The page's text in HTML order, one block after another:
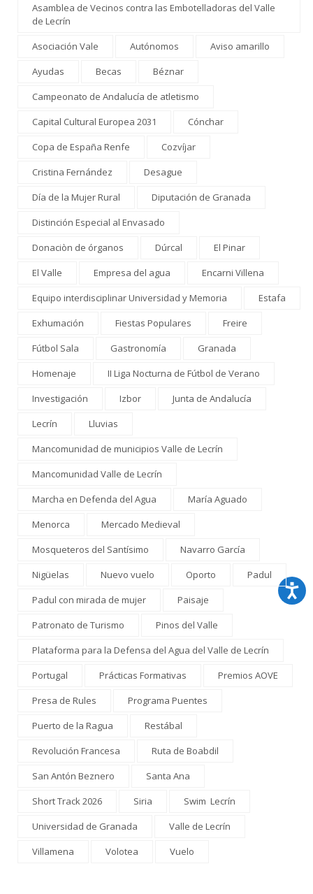
Asamblea de Vecinos contra las Embotelladoras del Valle
de Lecrín
Asociación Vale
Autónomos
Aviso amarillo
Ayudas
Becas
Béznar
Campeonato de Andalucía de atletismo
Capital Cultural Europea 2031
Cónchar
Copa de España Renfe
Cozvíjar
Cristina Fernández
Desague
Día de la Mujer Rural
Diputación de Granada
Distinción Especial al Envasado
Donaciòn de órganos
Dúrcal
El Pinar
El Valle
Empresa del agua
Encarni Villena
Equipo interdisciplinar Universidad y Memoria
Estafa
Exhumación
Fiestas Populares
Freire
Fútbol Sala
Gastronomía
Granada
Homenaje
II Liga Nocturna de Fútbol de Verano
Investigación
Izbor
Junta de Andalucía
Lecrín
Lluvias
Mancomunidad de municipios Valle de Lecrín
Mancomunidad Valle de Lecrín
Marcha en Defenda del Agua
María Aguado
Menorca
Mercado Medieval
Mosqueteros del Santísimo
Navarro García
Nigüelas
Nuevo vuelo Oporto
Padul
Padul con mirada de mujer
Paisaje
Patronato de Turismo
Pinos del Valle
Plataforma para la Defensa del Agua del Valle de Lecrín
Portugal
Prácticas Formativas
Premios AOVE
Presa de Rules
Programa Puentes
Puerto de la Ragua
Restábal
Revolución Francesa
Ruta de Boabdil
San Antón Beznero
Santa Ana
Short Track 2026
Siria
Swim Lecrín
Universidad de Granada
Valle de Lecrín
Villamena
Volotea Vuelo